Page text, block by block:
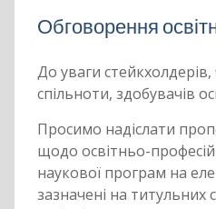
Обговорення
До уваги стейкхолдерів,
спільноти, здобувачів
Просимо надіслати
щодо освітньо-
наукової програм на
зазначені на титульних